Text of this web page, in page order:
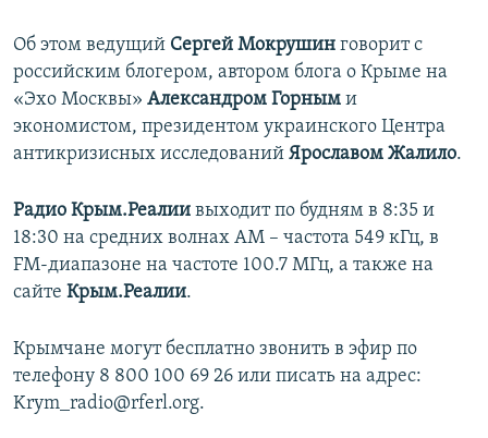
Об этом ведущий Сергей Мокрушин говорит с
российским блогером, автором блога о Крыме на
«Эхо Москвы» Александром Горным и
экономистом, президентом украинского Центра
антикризисных исследований Ярославом Жалило.
Радио Крым.Реалии выходит по будням в 8:35 и
18:30 на средних волнах АМ – частота 549 кГц, в
FM-диапазоне на частоте 100.7 МГц, а также на
сайте Крым.Реалии.
Крымчане могут бесплатно звонить в эфир по
телефону 8 800 100 69 26 или писать на адрес:
Krym_radio@rferl.org.